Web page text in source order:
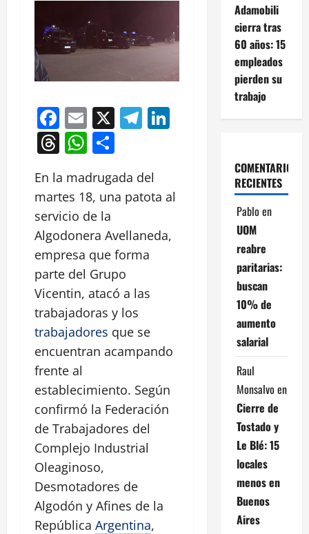
Facebook
Email
X Telegram
LinkedIn
Threads
WhatsApp
En la madrugada del
martes 18, una patota al
servicio de la
Algodonera Avellaneda,
empresa que forma
parte del Grupo
Vicentin, atacó a las
trabajadoras y los
trabajadores que se
encuentran acampando
frente al
establecimiento. Según
confirmó la Federación
de Trabajadores del
Complejo Industrial
Oleaginoso,
Desmotadores de
Algodón y Afines de la
República Argentina,
Adamobili
cierra tras
60 años: 15
empleados
pierden su
trabajo
COMENTARIOS
RECIENTES
Pablo en
UOM
reabre
paritarias:
buscan
10% de
aumento
salarial
Raul
Monsalvo en
Cierre de
Tostado y
Le Blé: 15
locales
menos en
Buenos
Aires